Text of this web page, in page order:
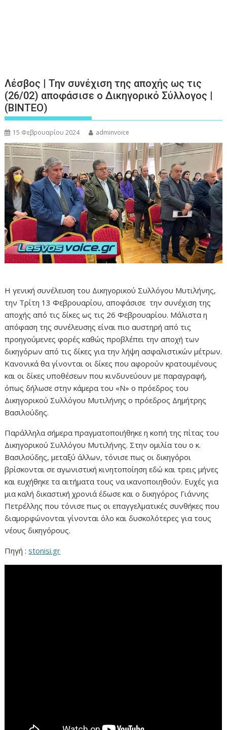
Λέσβος | Την συνέχιση της αποχής ως τις
(26/02) αποφάσισε ο Δικηγορικό Σύλλογος |
(ΒΙΝΤΕΟ)
15 Φεβρουαρίου 2024 adminvoice
Η γενική συνέλευση του Δικηγορικού Συλλόγου Μυτιλήνης,
την Τρίτη 13 Φεβρουαρίου, αποφάσισε την συνέχιση της
αποχής από τις δίκες ως τις 26 Φεβρουαρίου. Μάλιστα η
απόφαση της συνέλευσης είναι πιο αυστηρή από τις
προηγούμενες φορές καθώς προβλέπει την αποχή των
δικηγόρων από τις δίκες για την λήψη ασφαλιστικών μέτρων.
Κανονικά θα γίνονται οι δίκες που αφορούν κρατουμένους
και οι δίκες υποθέσεων που κινδυνεύουν με παραγραφή,
όπως δήλωσε στην κάμερα του «Ν» ο πρόεδρος του
Δικηγορικού Συλλόγου Μυτιλήνης ο πρόεδρος Δημήτρης
Βασιλούδης.
Παράλληλα σήμερα πραγματοποιήθηκε η κοπή της πίτας του
Δικηγορικού Συλλόγου Μυτιλήνης. Στην ομιλία του ο κ.
Βασιλούδης, μεταξύ άλλων, τόνισε πως οι δικηγόροι
βρίσκονται σε αγωνιστική κινητοποίηση εδώ και τρεις μήνες
και ευχήθηκε τα αιτήματα τους να ικανοποιηθούν. Ευχές για
μια καλή δικαστική χρονιά έδωσε και ο δικηγόρος Γιάννης
Πετρέλλης που τόνισε πως οι επαγγελματικές συνθήκες που
διαμορφώνονται γίνονται όλο και δυσκολότερες για τους
νέους δικηγόρους.
Πηγή :stonisi.gr